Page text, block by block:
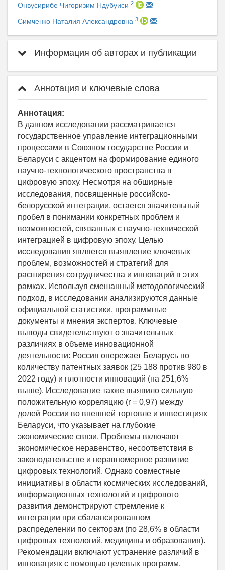
Онвусирибе Чигоризим Ндубуиси 2
Симченко Наталия Александровна 3
Информация об авторах и публикации
Аннотация и ключевые слова
Аннотация:
В данном исследовании рассматривается
государственное управление интеграционными
процессами в Союзном государстве России и
Беларуси с акцентом на формирование единого
научно-технологического пространства в
цифровую эпоху. Несмотря на обширные
исследования, посвященные российско-
белорусской интеграции, остается значительный
пробел в понимании конкретных проблем и
возможностей, связанных с научно-технической
интеграцией в цифровую эпоху. Целью
исследования является выявление ключевых
проблем, возможностей и стратегий для
расширения сотрудничества и инноваций в этих
рамках. Используя смешанный методологический
подход, в исследовании анализируются данные
официальной статистики, программные
документы и мнения экспертов. Ключевые
выводы свидетельствуют о значительных
различиях в объеме инновационной
деятельности: Россия опережает Беларусь по
количеству патентных заявок (25 188 против 980 в
2022 году) и плотности инноваций (на 251,6%
выше). Исследование также выявило сильную
положительную корреляцию (r = 0,97) между
долей России во внешней торговле и инвестициях
Беларуси, что указывает на глубокие
экономические связи. Проблемы включают
экономическое неравенство, несоответствия в
законодательстве и неравномерное развитие
цифровых технологий. Однако совместные
инициативы в области космических исследований,
информационных технологий и цифрового
развития демонстрируют стремление к
интеграции при сбалансированном
распределении по секторам (по 28,6% в области
цифровых технологий, медицины и образования).
Рекомендации включают устранение различий в
инновациях с помощью целевых программ,